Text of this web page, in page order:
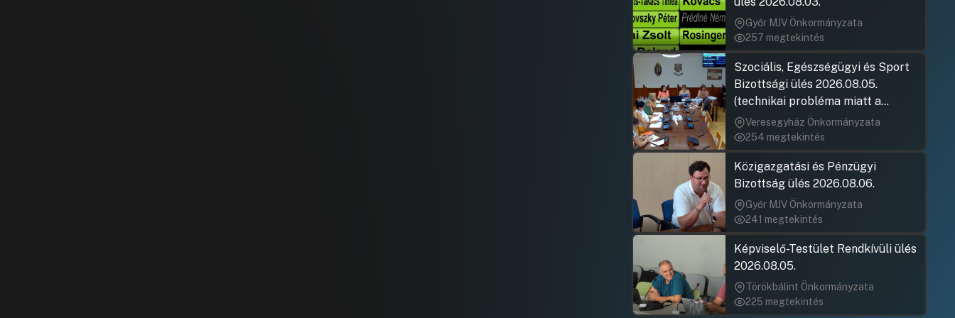
Győr MJV Önkormányzata
257 megtekintés
Szociális, Egészségügyi és Sport
Bizottsági ülés 2026.08.05.
(technikai probléma miatt a
jegyzőkönyv elfogadása nem
rögzült)
Veresegyház Önkormányzata
254 megtekintés
Közigazgatási és Pénzügyi
Bizottság ülés 2026.08.06.
Győr MJV Önkormányzata
241 megtekintés
Képviselő-Testület Rendkívüli ülés
2026.08.05.
Törökbálint Önkormányzata
225 megtekintés